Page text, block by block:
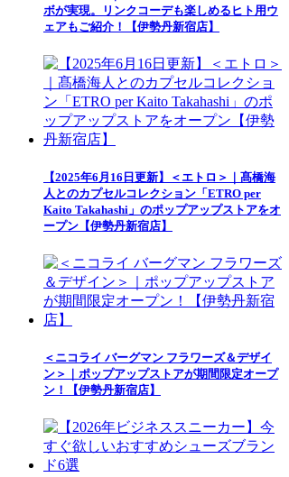
ボが実現。リンクコーデも楽しめるヒト用ウ
ェアもご紹介！【伊勢丹新宿店】
【2025年6月16日更新】＜エトロ＞｜髙橋海
人とのカプセルコレクション「ETRO per
Kaito Takahashi」のポップアップストアをオ
ープン【伊勢丹新宿店】
＜ニコライ バーグマン フラワーズ＆デザイ
ン＞｜ポップアップストアが期間限定オープ
ン！【伊勢丹新宿店】